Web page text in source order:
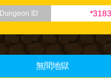
Dungeon ID
無間地獄